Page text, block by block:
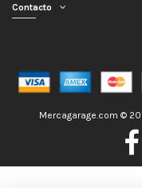
Contacto
Mercagarage.com ©